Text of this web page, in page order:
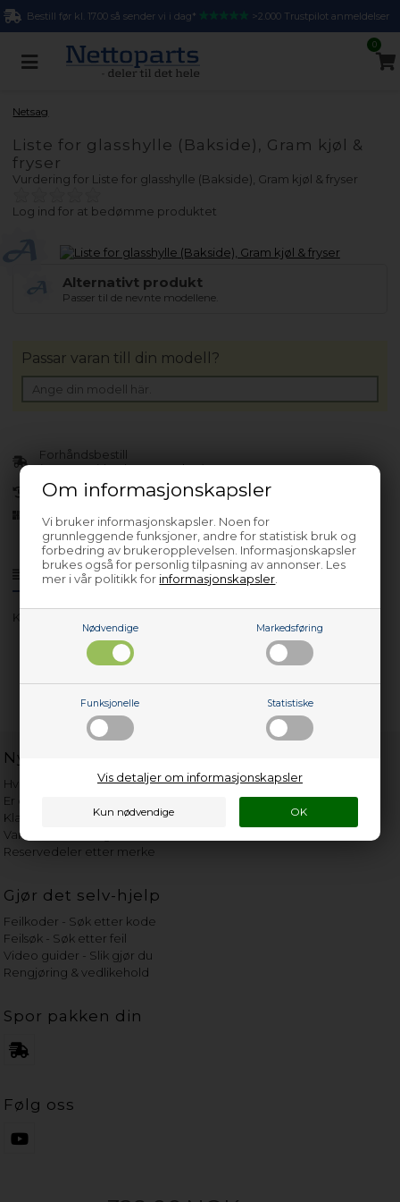
Om informasjonskapsler
Vi bruker informasjonskapsler. Noen for
grunnleggende funksjoner, andre for statistisk bruk og
forbedring av brukeropplevelsen. Informasjonskapsler
brukes også for personlig tilpasning av annonser. Les
mer i vår politikk for informasjonskapsler
Nødvendige Markedsføring
Funksjonelle Statistiske
Vis detaljer om informasjonskapsler
Bestill før kl. 17.00 så sender vi i dag* >2.000 Trustpilot anmeldelser
0
Netsag
Liste for glasshylle (Bakside), Gram kjøl &
fryser
Vurdering for Liste for glasshylle (Bakside), Gram kjøl & fryser
Log ind for at bedømme produktet
Alternativt produkt
Passer til de nevnte modellene.
Produktinfo Spørsmål om varen?
KFI 3285-91 N
Forhåndsbestill
(Lev. 4-6 virkedager.Les her)
30 dagers returrett
Siden 2013
Passar varan till din modell?
Nyttige lenker
Hvor gammelt er apparatet mitt?
Er det verdt å reparere?
Klage på bassengrobot
Vannets hardhetsgrad
Reservedeler etter merke
Gjør det selv-hjelp
Feilkoder - Søk etter kode
Feilsøk - Søk etter feil
Video guider - Slik gjør du
Rengjøring & vedlikehold
Spor pakken din
Følg oss